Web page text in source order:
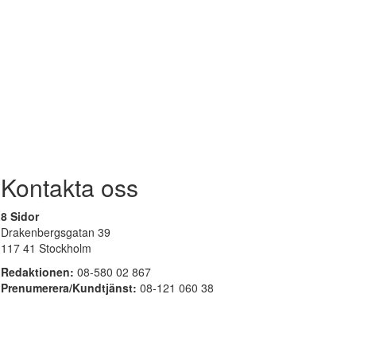
Kontakta oss
8 Sidor
Drakenbergsgatan 39
117 41 Stockholm
Redaktionen: 08-580 02 867
Prenumerera/Kundtjänst: 08-121 060 38